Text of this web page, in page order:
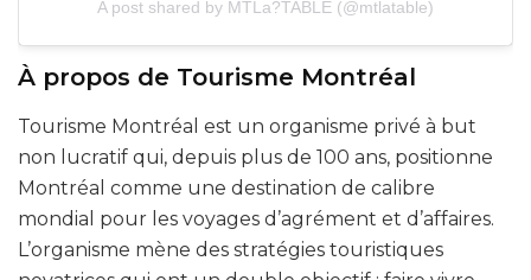
A post shared by MTLa?TABLE (@mtlatable)
À propos de Tourisme Montréal
Tourisme Montréal est un organisme privé à but
non lucratif qui, depuis plus de 100 ans, positionne
Montréal comme une destination de calibre
mondial pour les voyages d’agrément et d’affaires.
L’organisme mène des stratégies touristiques